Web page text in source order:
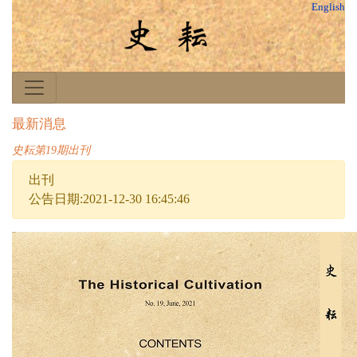
English
最新消息
史耘第19期出刊
出刊
公告日期:2021-12-30 16:45:46